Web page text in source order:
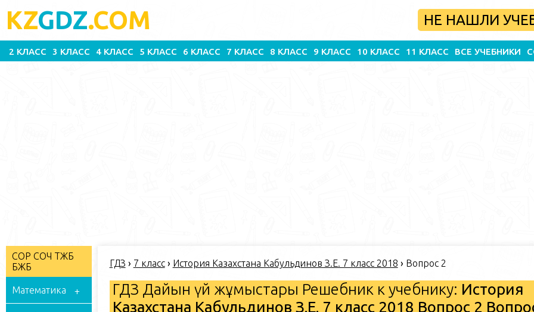
KZGDZ.COM НЕ НАШЛИ
2 КЛАСС 3 КЛАСС 4 КЛАСС 5 КЛАСС 6 КЛАСС 7 КЛАСС 8 КЛАСС 9 КЛАСС 10 КЛАСС 11 КЛАСС ВСЕ УЧЕБНИКИ
СОР СОЧ ТЖБ
БЖБ
Математика
ГДЗ › 7 класс› История Казахстана Кабульдинов З.Е. 7 класс 2018 › Вопрос 2
ГДЗ Дайын үй жұмыстары Решебник к учебнику: История
Казахстана Кабульдинов З.Е. 7 класс 2018 Вопрос 2